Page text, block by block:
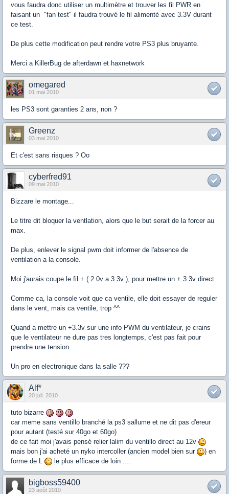
vous faudra donc utiliser un multimètre et trouver les fil PWR en
faisant un "fan test" il faudra trouvé le fil alimenté avec 3.3V durant
ce test.
De plus cette modification peut rendre votre PS3 plus bruyante.
Merci a KillerBug de afterdawn et haxnetwork
omegared
01 mai 2010
les PS3 sont garanties 2 ans, non ?
Greenz
03 mai 2010
Et c'est sans risques ? Oo
cyberfred91
09 mai 2010
Bizzare le montage...
Le titre dit bloquer la ventlation, alors que le but serait de la forcer au
max.
De plus, enlever le signal pwm doit informer de l'absence de
ventilation a la console.
Moi j'aurais coupe le fil + ( 2.0v a 3.3v ), pour mettre un + 3.3v direct.
Comme ca, la console voit que ca ventile, elle doit essayer de reguler
dans le vent, mais ca ventile, trop ^^
Quand a mettre un +3.3v sur une info PWM du ventilateur, je crains
que le ventilateur ne dure pas tres longtemps, c'est pas fait pour
prendre une tension.
Un pro en electronique dans la salle ???
Alf*
20 juil. 2010
tuto bizarre
car meme sans ventillo branché la ps3 sallume et ne dit pas d'ereur
pour autant (testé sur 40go et 60go)
de ce fait moi j'avais pensé relier lalim du ventillo direct au 12v
mais bon j'ai acheté un nyko intercoller (ancien model bien sur
) en
forme de L
le plus efficace de loin ....
bigboss59400
23 août 2010